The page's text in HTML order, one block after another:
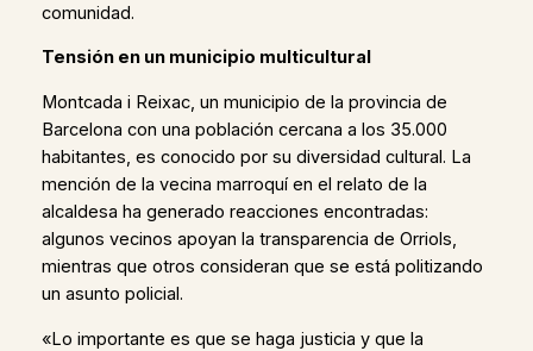
comunidad.
Tensión en un municipio multicultural
Montcada i Reixac, un municipio de la provincia de
Barcelona con una población cercana a los 35.000
habitantes, es conocido por su diversidad cultural. La
mención de la vecina marroquí en el relato de la
alcaldesa ha generado reacciones encontradas:
algunos vecinos apoyan la transparencia de Orriols,
mientras que otros consideran que se está politizando
un asunto policial.
«Lo importante es que se haga justicia y que la